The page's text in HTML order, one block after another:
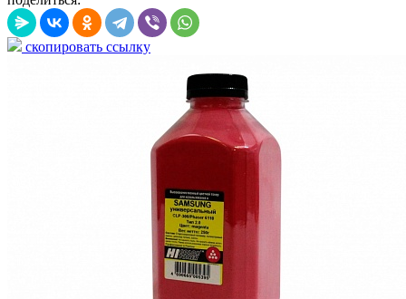
скопировать ссылку